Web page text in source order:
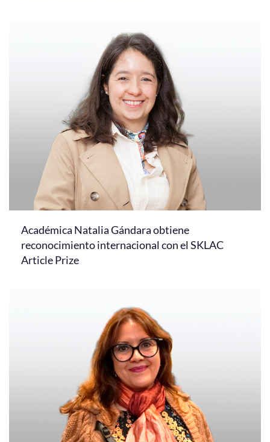
Académica Natalia Gándara obtiene
reconocimiento internacional con el SKLAC
Article Prize